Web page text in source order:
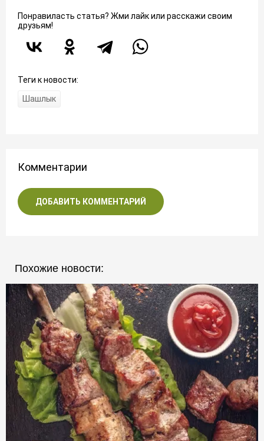
Понравиласть статья? Жми лайк или расскажи своим
друзьям!
Теги к новости:
Шашлык
Комментарии
ДОБАВИТЬ КОММЕНТАРИЙ
Похожие новости: